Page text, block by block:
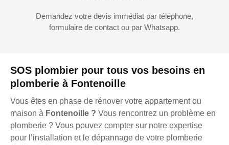
SOS plombier pour tous vos besoins en
plomberie à Fontenoille
Vous êtes en phase de rénover votre appartement ou
maison à Fontenoille ? Vous rencontrez un problème en
plomberie ? Vous pouvez compter sur notre expertise
pour l’installation et le dépannage de votre plomberie
Demandez votre devis immédiat par téléphone,
formulaire de contact ou par Whatsapp.